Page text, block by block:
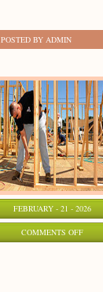
POSTED BY ADMIN
FEBRUARY - 21 - 2026
COMMENTS OFFON